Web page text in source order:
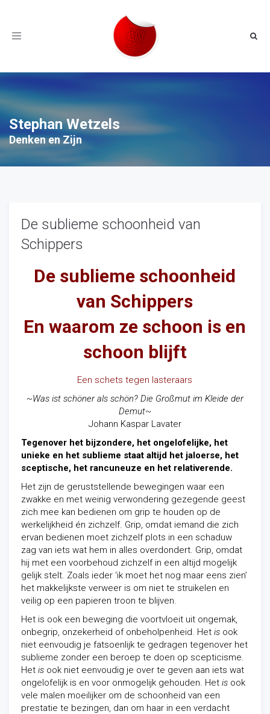
Toggle
Stephan Wetzels
Denken en Zijn
De sublieme schoonheid van
Schippers
De sublieme schoonheid
van Schippers
En waarom ze schoon is en
schoon blijft
Een schets tegen lasteraars
~Was ist schöner als schön? Die Großmut im Kleide der
Demut~
Johann Kaspar Lavater
Tegenover het bijzondere, het ongelofelijke, het
unieke en het sublieme staat altijd het jaloerse, het
sceptische, het rancuneuze en het relativerende.
Het zijn de geruststellende bewegingen waar een
zwakke en met weinig verwondering gezegende geest
zich mee kan bedienen om grip te houden op de
werkelijkheid én zichzelf. Grip, omdat iemand die zich
ervan bedienen moet zichzelf plots in een schaduw
zag van iets wat hem in alles overdondert. Grip, omdat
hij met een voorbehoud zichzelf in een altijd mogelijk
gelijk stelt. Zoals ieder ‘ik moet het nog maar eens zien’
het makkelijkste verweer is om niet te struikelen en
veilig op een papieren troon te blijven.
Het is ook een beweging die voortvloeit uit ongemak,
onbegrip, onzekerheid of onbeholpenheid. Het is ook
niet eenvoudig je fatsoenlijk te gedragen tegenover het
sublieme zonder een beroep te doen op scepticisme.
Het is ook niet eenvoudig je over te geven aan iets wat
ongelofelijk is en voor onmogelijk gehouden. Het is ook
vele malen moeilijker om de schoonheid van een
prestatie te bezingen, dan om haar in een verdacht